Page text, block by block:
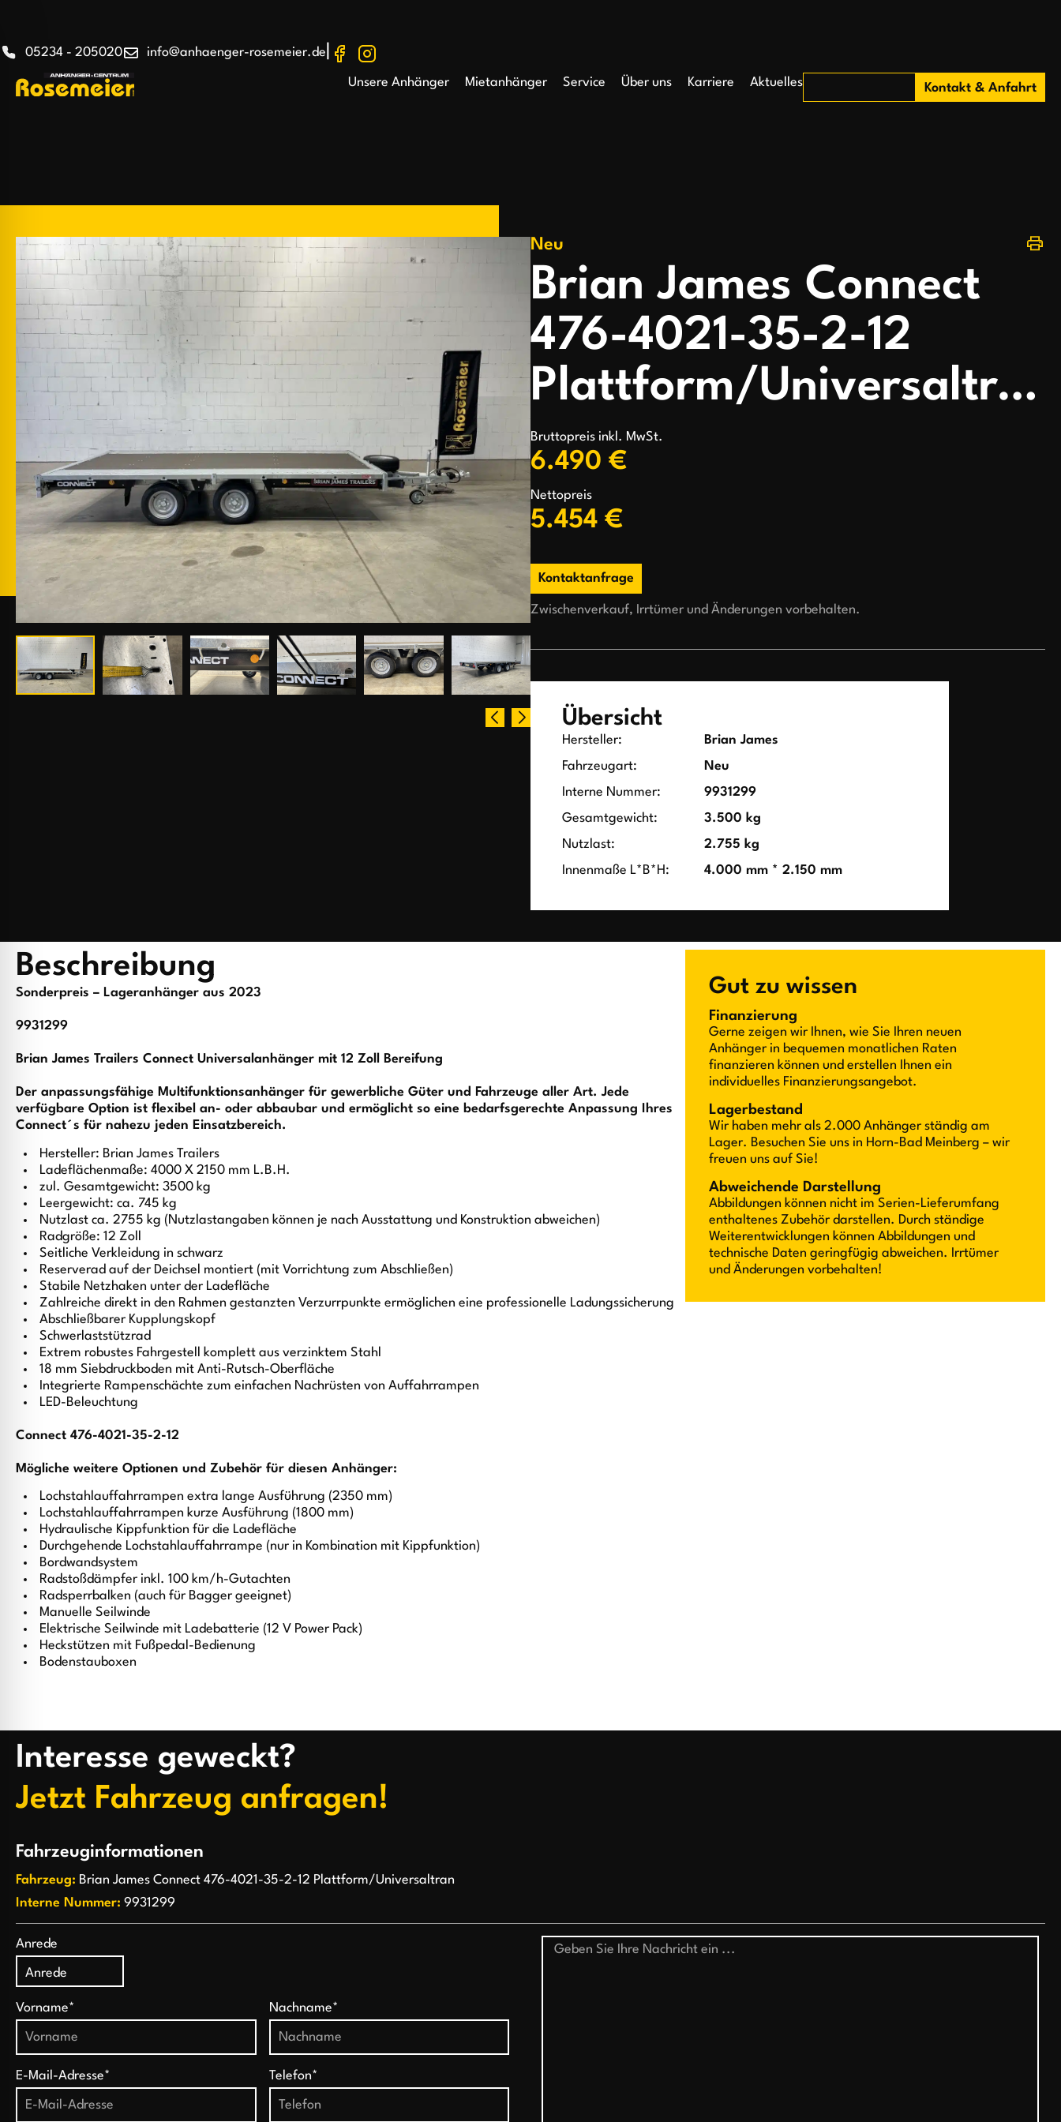
05234 - 205020 info@anhaenger-rosemeier.de
Unsere Anhänger Mietanhänger Service Über uns Karriere Aktuelles Kontakt & Anfahrt
Neu
Brian James Connect
476-4021-35-2-12
Plattform/Universaltran
Bruttopreis inkl. MwSt.
6.490 €
Nettopreis
5.454 €
Kontaktanfrage
Zwischenverkauf, Irrtümer und Änderungen vorbehalten.
Übersicht
Hersteller:
Brian James
Fahrzeugart:
Neu
Interne Nummer:
9931299
Gesamtgewicht:
3.500 kg
Nutzlast:
2.755 kg
Innenmaße L*B*H:
4.000 mm * 2.150 mm
Beschreibung
Sonderpreis – Lageranhänger aus 2023
9931299
Brian James Trailers Connect Universalanhänger mit 12 Zoll Bereifung
Der anpassungsfähige Multifunktionsanhänger für gewerbliche Güter und Fahrzeuge aller Art. Jede
verfügbare Option ist flexibel an- oder abbaubar und ermöglicht so eine bedarfsgerechte Anpassung Ihres
Connect´s für nahezu jeden Einsatzbereich.
Hersteller: Brian James Trailers
Ladeflächenmaße: 4000 X 2150 mm L.B.H.
zul. Gesamtgewicht: 3500 kg
Leergewicht: ca. 745 kg
Nutzlast ca. 2755 kg (Nutzlastangaben können je nach Ausstattung und Konstruktion abweichen)
Radgröße: 12 Zoll
Seitliche Verkleidung in schwarz
Reserverad auf der Deichsel montiert (mit Vorrichtung zum Abschließen)
Stabile Netzhaken unter der Ladefläche
Zahlreiche direkt in den Rahmen gestanzten Verzurrpunkte ermöglichen eine professionelle Ladungssicherung
Abschließbarer Kupplungskopf
Schwerlaststützrad
Extrem robustes Fahrgestell komplett aus verzinktem Stahl
18 mm Siebdruckboden mit Anti-Rutsch-Oberfläche
Integrierte Rampenschächte zum einfachen Nachrüsten von Auffahrrampen
LED-Beleuchtung
Connect 476-4021-35-2-12
Mögliche weitere Optionen und Zubehör für diesen Anhänger:
Lochstahlauffahrrampen extra lange Ausführung (2350 mm)
Lochstahlauffahrrampen kurze Ausführung (1800 mm)
Hydraulische Kippfunktion für die Ladefläche
Durchgehende Lochstahlauffahrrampe (nur in Kombination mit Kippfunktion)
Bordwandsystem
Radstoßdämpfer inkl. 100 km/h-Gutachten
Radsperrbalken (auch für Bagger geeignet)
Manuelle Seilwinde
Elektrische Seilwinde mit Ladebatterie (12 V Power Pack)
Heckstützen mit Fußpedal-Bedienung
Bodenstauboxen
Gut zu wissen
Finanzierung
Gerne zeigen wir Ihnen, wie Sie Ihren neuen
Anhänger in bequemen monatlichen Raten
finanzieren können und erstellen Ihnen ein
individuelles Finanzierungsangebot.
Lagerbestand
Wir haben mehr als 2.000 Anhänger ständig am
Lager. Besuchen Sie uns in Horn-Bad Meinberg – wir
freuen uns auf Sie!
Abweichende Darstellung
Abbildungen können nicht im Serien-Lieferumfang
enthaltenes Zubehör darstellen. Durch ständige
Weiterentwicklungen können Abbildungen und
technische Daten geringfügig abweichen. Irrtümer
und Änderungen vorbehalten!
Interesse geweckt?
Jetzt Fahrzeug anfragen!
Fahrzeuginformationen
Fahrzeug: Brian James Connect 476-4021-35-2-12 Plattform/Universaltran
Interne Nummer: 9931299
Anrede
Vorname* Nachname*
E-Mail-Adresse* Telefon*